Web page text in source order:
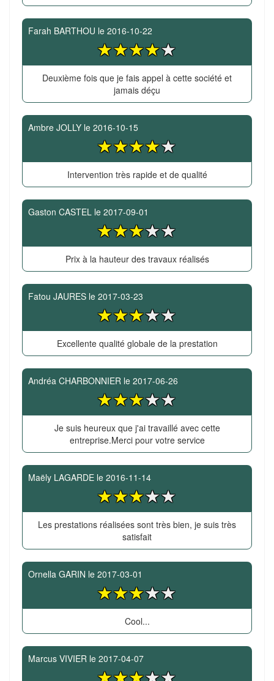
Farah BARTHOU le 2016-10-22
Deuxième fois que je fais appel à cette société et
jamais déçu
Ambre JOLLY le 2016-10-15
Intervention très rapide et de qualité
Gaston CASTEL le 2017-09-01
Prix à la hauteur des travaux réalisés
Fatou JAURES le 2017-03-23
Excellente qualité globale de la prestation
Andréa CHARBONNIER le 2017-06-26
Je suis heureux que j'ai travaillé avec cette
entreprise.Merci pour votre service
Maëly LAGARDE le 2016-11-14
Les prestations réalisées sont très bien, je suis très
satisfait
Ornella GARIN le 2017-03-01
Cool...
Marcus VIVIER le 2017-04-07